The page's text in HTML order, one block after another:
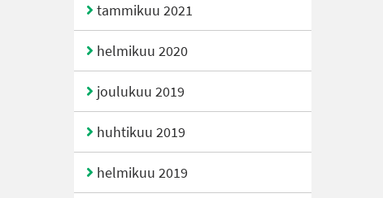
tammikuu 2021
helmikuu 2020
joulukuu 2019
huhtikuu 2019
helmikuu 2019